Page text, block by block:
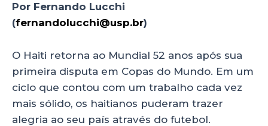
a
ts
A
p
p
c
e
b
o
o
k
k
e
dI
n
a
re
Por Fernando Lucchi
(fernandolucchi@usp.br)
O Haiti retorna ao Mundial 52 anos após sua
primeira disputa em Copas do Mundo. Em um
ciclo que contou com um trabalho cada vez
mais sólido, os haitianos puderam trazer
alegria ao seu país através do futebol.